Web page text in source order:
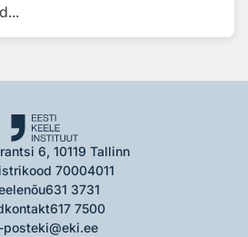
6, 10119 Tallinn
70004011
631 3731
617 7500
posteki@eki.ee